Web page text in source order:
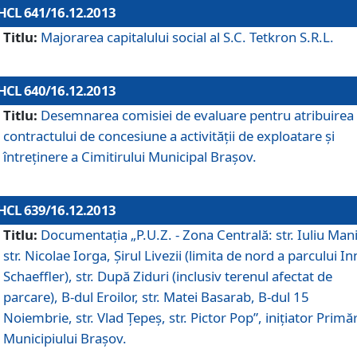
641/16.12.2013
Titlu: Majorarea capitalului social al S.C. Tetkron S.R.L.
640/16.12.2013
Titlu: Desemnarea comisiei de evaluare pentru atribuirea
contractului de concesiune a activităţii de exploatare şi
întreţinere a Cimitirului Municipal Braşov.
639/16.12.2013
Titlu: Documentaţia „P.U.Z. - Zona Centrală: str. Iuliu
str. Nicolae Iorga, Şirul Livezii (limita de nord a parcului
Schaeffler), str. După Ziduri (inclusiv terenul afectat de
parcare), B-dul Eroilor, str. Matei Basarab, B-dul 15
Noiembrie, str. Vlad Ţepeş, str. Pictor Pop”, iniţiator
Municipiului Braşov.